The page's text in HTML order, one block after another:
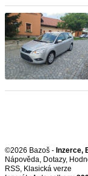
©2026 Bazoš - Inzerce,
Nápověda, Dotazy,
RSS,